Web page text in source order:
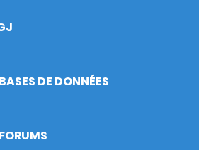
DE DONNÉES